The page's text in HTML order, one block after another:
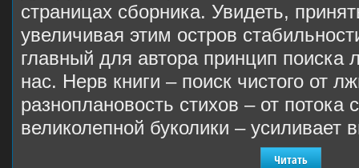
страницах сборника. Увидеть,
увеличивая этим остров
главный для автора принцип поиска
нас. Нерв книги – поиск чистого от
разноплановость стихов – от потока
великолепной буколики – усиливает
Читать